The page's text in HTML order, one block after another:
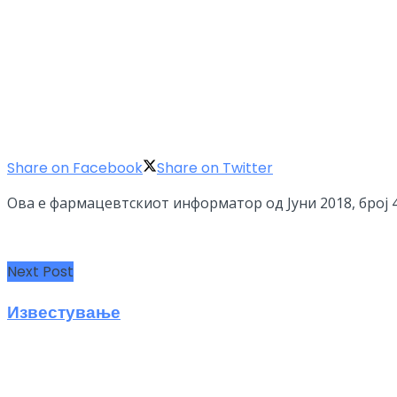
Share on Facebook Share on Twitter
Ова е фармацевтскиот информатор од Јуни 2018, број
Next Post
Известување